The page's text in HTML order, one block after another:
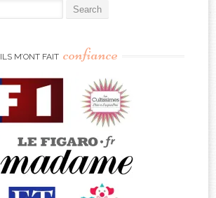
ILS M’ONT FAIT confiance